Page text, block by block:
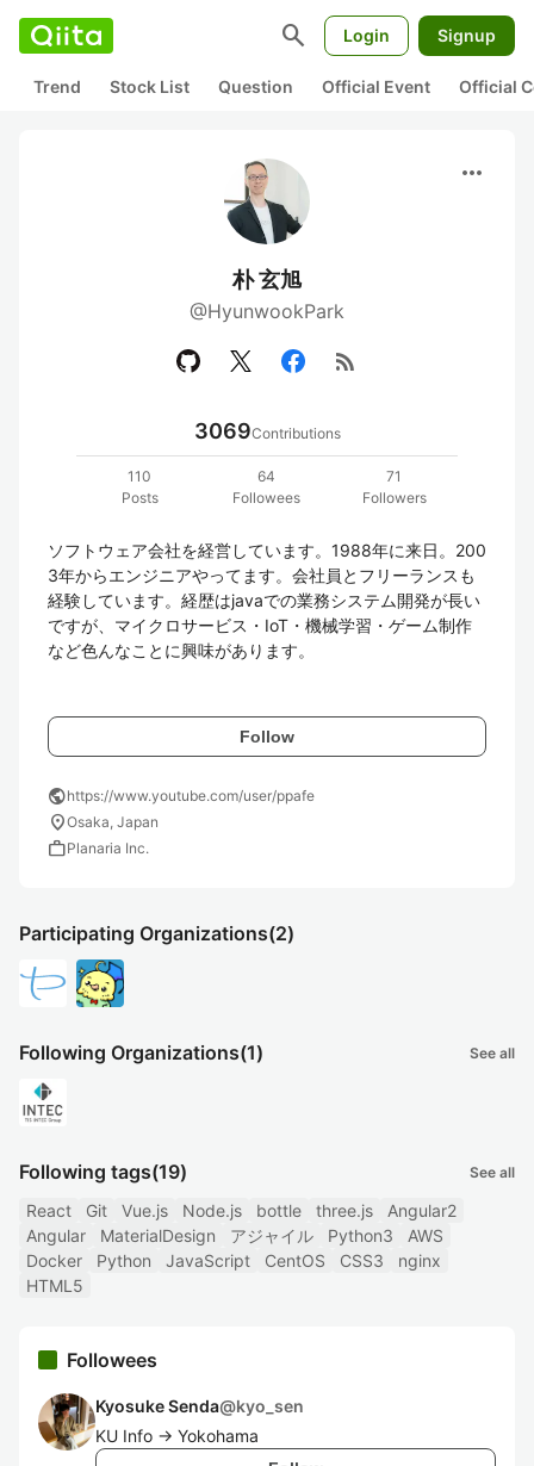
search Login Signup
Trend Stock List Question Official Event Official
more_horiz
朴 玄旭
@HyunwookPark
rss_feed
3069Contributions
110
Posts
64
Followees
71
Followers
ソフトウェア会社を経営しています。1988年に来日。200
3年からエンジニアやってます。会社員とフリーランスも
経験しています。経歴はjavaでの業務システム開発が長い
ですが、マイクロサービス・IoT・機械学習・ゲーム制作
など色んなことに興味があります。
Follow
publichttps://www.youtube.com/user/ppafe
location_onOsaka, Japan
workPlanaria Inc.
Participating Organizations(2)
Following Organizations(1) See all
Following tags(19) See all
React Git Vue.js Node.js bottle three.js
Angular2
Angular
MaterialDesign アジャイル Python3
AWS
Docker
Python JavaScript CentOS CSS3
nginx
HTML5
Followees
Kyosuke Senda@kyo_sen
KU Info → Yokohama